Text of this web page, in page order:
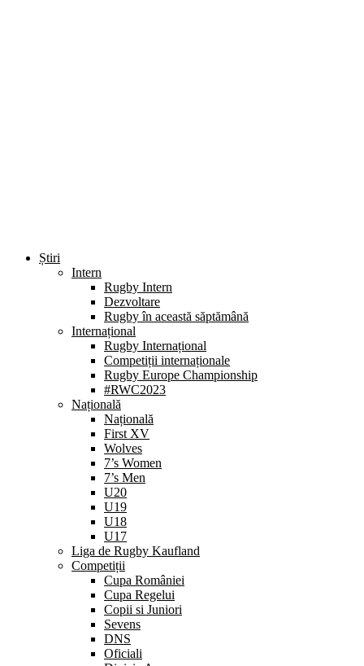
Știri
Intern
Rugby Intern
Dezvoltare
Rugby în această săptămână
Internațional
Rugby Internațional
Competiții internaționale
Rugby Europe Championship
#RWC2023
Națională
Națională
First XV
Wolves
7’s Women
7’s Men
U20
U19
U18
U17
Liga de Rugby Kaufland
Competiții
Cupa României
Cupa Regelui
Copii si Juniori
Sevens
DNS
Oficiali